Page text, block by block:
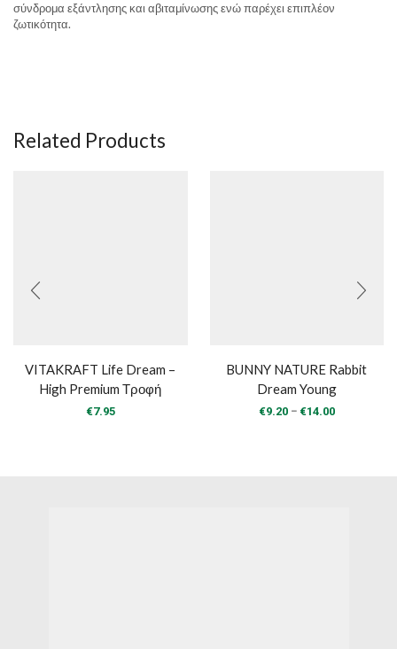
σύνδρομα εξάντλησης και αβιταμίνωσης ενώ παρέχει επιπλέον
ζωτικότητα.
Related Products
VITAKRAFT Life Dream –
High Premium Τροφή
€7.95
BUNNY NATURE Rabbit
Dream Young
€9.20 – €14.00Price